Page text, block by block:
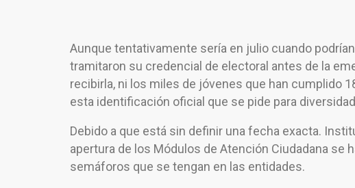
Aunque tentativamente sería en julio cuando
tramitaron su credencial de electoral antes de la
recibirla, ni los miles de jóvenes que han cumplido
esta identificación oficial que se pide para
Debido a que está sin definir una fecha exacta.
apertura de los Módulos de Atención Ciudadana se
semáforos que se tengan en las entidades.